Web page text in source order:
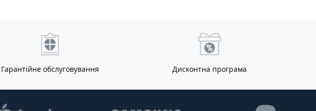
Гарантійне обслуговування Дисконтна програма